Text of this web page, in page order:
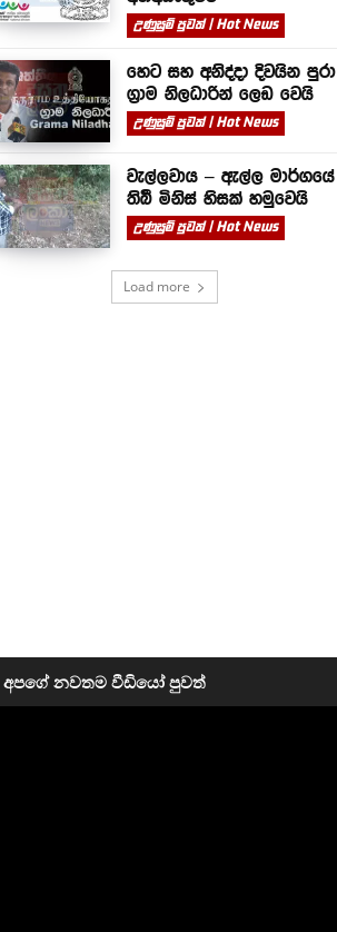
උණුසුම් පුවත් | Hot News
හෙට සහ අනිද්දා දිවයින පුරා
ග්‍රාම නිලධාරින් ලෙඩ වෙයි
උණුසුම් පුවත් | Hot News
වැල්ලවාය – ඇල්ල මාර්ගයේ
තිබී මිනිස් හිසක් හමුවෙයි
උණුසුම් පුවත් | Hot News
Load more
අපගේ නවතම වීඩියෝ පුවත්